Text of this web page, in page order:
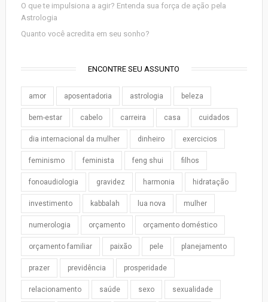
O que te impulsiona a agir? Entenda sua força de ação pela
Astrologia
Quanto você acredita em seu sonho?
ENCONTRE SEU ASSUNTO
amor aposentadoria astrologia beleza
bem-estar cabelo carreira casa cuidados
dia internacional da mulher dinheiro exercicios
feminismo feminista feng shui filhos
fonoaudiologia gravidez harmonia hidratação
investimento kabbalah lua nova mulher
numerologia orçamento orçamento doméstico
orçamento familiar paixão pele planejamento
prazer previdência prosperidade
relacionamento saúde sexo sexualidade